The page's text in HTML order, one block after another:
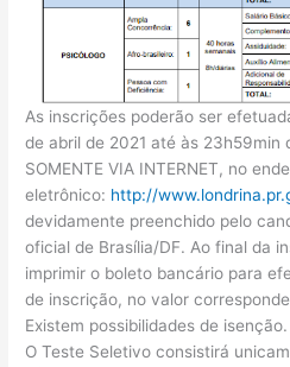
As inscrições poderão ser
de abril de 2021 até às 23h59min
SOMENTE VIA INTERNET, no
eletrônico: http://
devidamente preenchido pelo
oficial de Brasília/DF. Ao final da
imprimir o boleto bancário para
de inscrição, no valor
Existem possibilidades de isenção.
O Teste Seletivo consistirá